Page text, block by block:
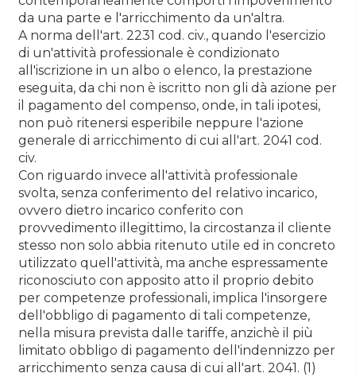
da una parte e l'arricchimento da un'altra.
A norma dell'art. 2231 cod. civ., quando l'esercizio
di un'attività professionale è condizionato
all'iscrizione in un albo o elenco, la prestazione
eseguita, da chi non è iscritto non gli dà azione per
il pagamento del compenso, onde, in tali ipotesi,
non può ritenersi esperibile neppure l'azione
generale di arricchimento di cui all'art. 2041 cod.
civ.
Con riguardo invece all'attività professionale
svolta, senza conferimento del relativo incarico,
ovvero dietro incarico conferito con
provvedimento illegittimo, la circostanza il cliente
stesso non solo abbia ritenuto utile ed in concreto
utilizzato quell'attività, ma anche espressamente
riconosciuto con apposito atto il proprio debito
per competenze professionali, implica l'insorgere
dell'obbligo di pagamento di tali competenze,
nella misura prevista dalle tariffe, anzichè il più
limitato obbligo di pagamento dell'indennizzo per
arricchimento senza causa di cui all'art. 2041. (1)